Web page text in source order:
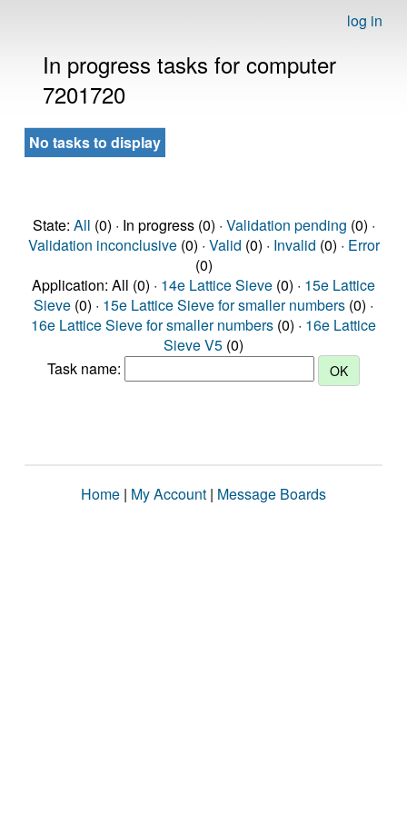
log in
In progress tasks for computer
7201720
No tasks to display
State: All (0) · In progress (0) · Validation pending (0) ·
Validation inconclusive(0) · Valid (0) · Invalid (0) · Error
(0)
Application: All (0) · 14e Lattice Sieve (0) · 15e Lattice
Sieve (0) · 15e Lattice Sieve for smaller numbers (0) ·
16e Lattice Sieve for smaller numbers (0) · 16e Lattice
Sieve V5 (0)
Task name:
Home | My Account | Message Boards